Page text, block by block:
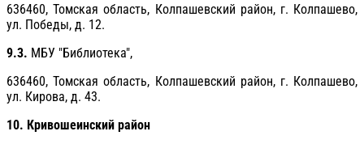
636460, Томская область, Колпашевский район, г. Колпашево,
ул. Победы, д. 12.
9.3. МБУ "Библиотека",
636460, Томская область, Колпашевский район, г. Колпашево,
ул. Кирова, д. 43.
10. Кривошеинский район